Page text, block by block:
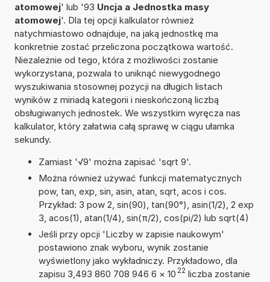
atomowej' lub '93 Uncja a Jednostka masy
atomowej'. Dla tej opcji kalkulator również
natychmiastowo odnajduje, na jaką jednostkę ma
konkretnie zostać przeliczona początkowa wartość.
Niezależnie od tego, która z możliwości zostanie
wykorzystana, pozwala to uniknąć niewygodnego
wyszukiwania stosownej pozycji na długich listach
wyników z miriadą kategorii i nieskończoną liczbą
obsługiwanych jednostek. We wszystkim wyręcza nas
kalkulator, który załatwia całą sprawę w ciągu ułamka
sekundy.
Zamiast '√9' można zapisać 'sqrt 9'.
Można również używać funkcji matematycznych
pow, tan, exp, sin, asin, atan, sqrt, acos i cos.
Przykład: 3 pow 2, sin(90), tan(90°), asin(1/2), 2 exp
3, acos(1), atan(1/4), sin(π/2), cos(pi/2) lub sqrt(4)
Jeśli przy opcji 'Liczby w zapisie naukowym'
postawiono znak wyboru, wynik zostanie
wyświetlony jako wykładniczy. Przykładowo, dla
zapisu 3,493 860 708 946 6 × 10 22 liczba zostanie